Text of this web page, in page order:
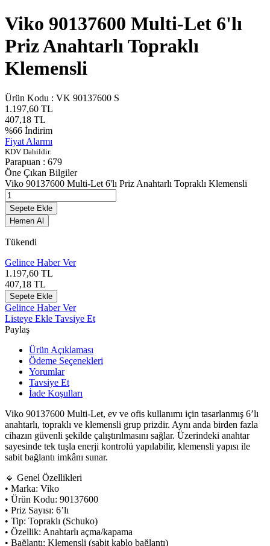
Viko 90137600 Multi-Let 6'lı
Priz Anahtarlı Topraklı
Klemensli
Ürün Kodu : VK 90137600 S
1.197,60 TL
407,18 TL
%66 İndirim
Fiyat Alarmı
KDV Dahildir.
Parapuan : 679
Öne Çıkan Bilgiler
Viko 90137600 Multi-Let 6'lı Priz Anahtarlı Topraklı Klemensli
Sepete Ekle
Hemen Al
Tükendi
Gelince Haber Ver
1.197,60 TL
407,18 TL
Sepete Ekle
Gelince Haber Ver
Listeye Ekle Tavsiye Et
Paylaş
Ürün Açıklaması
Ödeme Seçenekleri
Yorumlar
Tavsiye Et
İade Koşulları
Viko 90137600 Multi-Let, ev ve ofis kullanımı için tasarlanmış 6’lı
anahtarlı, topraklı ve klemensli grup prizdir. Aynı anda birden fazla
cihazın güvenli şekilde çalıştırılmasını sağlar. Üzerindeki anahtar
sayesinde tek tuşla enerji kontrolü yapılabilir, klemensli yapısı ile
sabit bağlantı imkânı sunar.
🔹 Genel Özellikleri
• Marka: Viko
• Ürün Kodu: 90137600
• Priz Sayısı: 6’lı
• Tip: Topraklı (Schuko)
• Özellik: Anahtarlı açma/kapama
• Bağlantı: Klemensli (sabit kablo bağlantı)